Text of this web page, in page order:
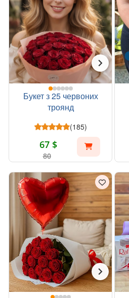
Букет з 25 червоних
троянд
(185)
67 $
80